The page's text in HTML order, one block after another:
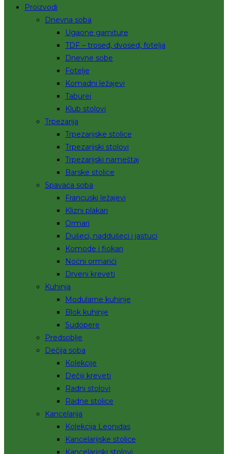
Proizvodi
Dnevna soba
Ugaone garniture
TDF – trosed, dvosed, fotelja
Dnevne sobe
Fotelje
Komadni ležajevi
Taburei
Klub stolovi
Trpezarija
Trpezarijske stolice
Trpezarijski stolovi
Trpezarijski nameštaj
Barske stolice
Spavaća soba
Francuski ležajevi
Klizni plakari
Ormari
Dušeci, naddušeci i jastuci
Komode i fiokari
Noćni ormarići
Drveni kreveti
Kuhinja
Modularne kuhinje
Blok kuhinje
Sudopere
Predsoblje
Dečija soba
Kolekcije
Dečiji kreveti
Radni stolovi
Radne stolice
Kancelarija
Kolekcija Leonidas
Kancelarijske stolice
Kancelarijski stolovi